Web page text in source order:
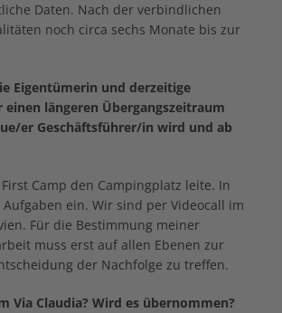
Daten. Nach der verbindlichen
noch circa sechs Monate bis zur
Eigentümerin und derzeitige
längeren Übergangszeitraum
er Geschäftsführer/in wird und ab
Camp den Campingplatz leite. In
ein. Wir sind per Videocall im
Für die Bestimmung meiner
muss erst auf allen Ebenen zur
der Nachfolge zu treffen.
Via Claudia? Wird es übernommen?